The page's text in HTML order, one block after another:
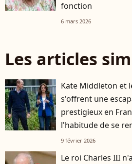
fonction
6 mars 2026
Les articles
Kate Middleton et
s'offrent une
prestigieux en
l'habitude de se
enfants
9 février 2026
Le roi Charles III